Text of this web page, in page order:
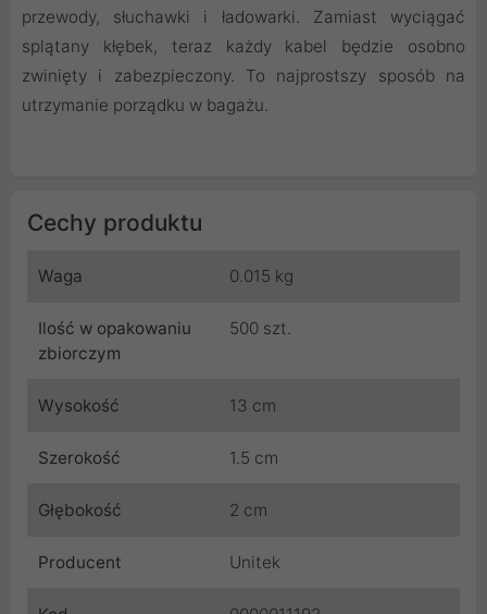
przewody, słuchawki i ładowarki. Zamiast wyciągać
splątany kłębek, teraz każdy kabel będzie osobno
zwinięty i zabezpieczony. To najprostszy sposób na
utrzymanie porządku w bagażu.
Cechy produktu
Waga 0.015 kg
Ilość w opakowaniu
zbiorczym
500 szt.
Wysokość 13 cm
Szerokość 1.5 cm
Głębokość 2 cm
Producent Unitek